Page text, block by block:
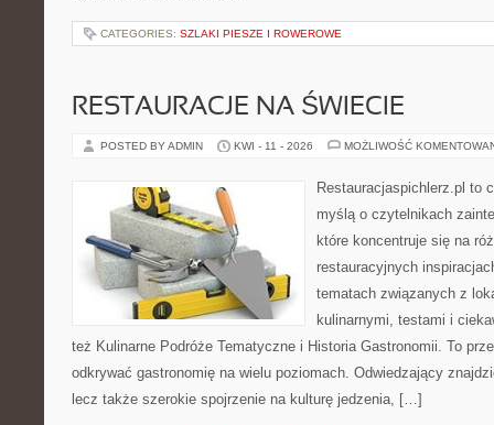
CATEGORIES: SZLAKI PIESZE I ROWEROWE
RESTAURACJE NA ŚWIECIE
POSTED BY ADMIN KWI - 11 - 2026 MOŻLIWOŚĆ
Restauracjaspichlerz.pl to
myślą o czytelnikach
które koncentruje się na
restauracyjnych
tematach związanych z
kulinarnymi, testami i
też Kulinarne Podróże Tematyczne i Historia Gastronomii. To
odkrywać gastronomię na wielu poziomach. Odwiedzający
lecz także szerokie spojrzenie na kulturę jedzenia, […]